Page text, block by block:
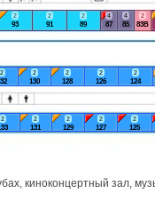
2
124
2
125
2
126
2
127
2
128
2
129
2
130
2
131
2
2
2
83В
4
85
4
87
2
89
2
91
2
93
киноконцертный зал,